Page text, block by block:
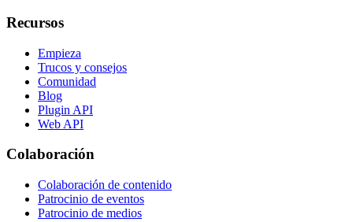
Recursos
Empieza
Trucos y consejos
Comunidad
Blog
Plugin API
Web API
Colaboración
Colaboración de contenido
Patrocinio de eventos
Patrocinio de medios